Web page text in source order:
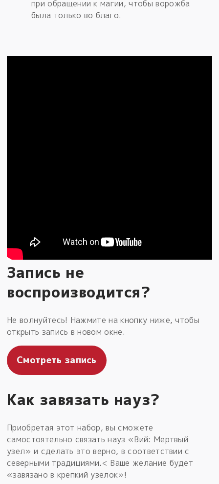
при обращении к магии, чтобы ворожба
была только во благо.
Запись не
воспроизводится?
Не волнуйтесь! Нажмите на кнопку ниже, чтобы
открыть запись в новом окне.
Смотреть запись
Как завязать науз?
Приобретая этот набор, вы сможете
самостоятельно связать науз «Вий: Мертвый
узел» и сделать это верно, в соответствии с
северными традициями.< Ваше желание будет
«завязано в крепкий узелок»!